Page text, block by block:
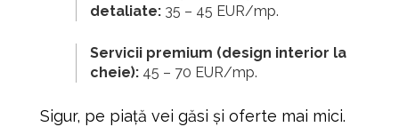
detaliate:35 – 45 EUR/mp.
Servicii premium (design interior la
cheie):45 – 70 EUR/mp.
Sigur, pe piață vei găsi și oferte mai mici.